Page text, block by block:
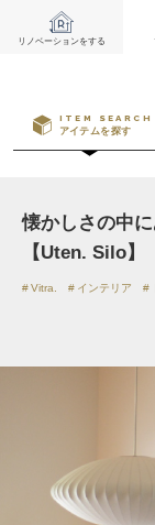
リノベーションをする
ITEM SEARCH
アイテムを探す
懐かしさの中
【Uten. Silo】
Vitra. インテリア